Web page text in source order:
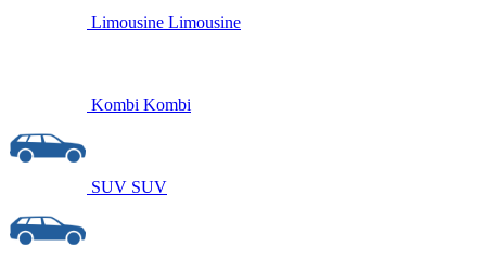
Limousine Limousine
Kombi Kombi
SUV SUV